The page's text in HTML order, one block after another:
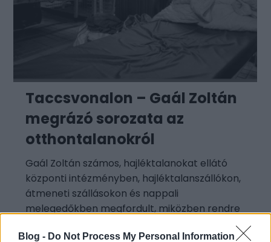
Blog - Do Not Process My Personal Information
Taccsvonalon – Gaál Zoltán
megrázó sorozata az
otthontalanokról
Gaál Zoltán számos, hajléktalanokat ellátó
központi intézményben, hajléktalanszállókon,
átmeneti szállásokon és nappali
melegedőkben megfordult, miközben rendre